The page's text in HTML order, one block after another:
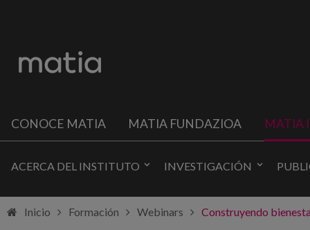
CONOCE MATIA MATIA FUNDAZIOA MATIA
ACERCA DEL INSTITUTO INVESTIGACIÓN
Inicio Formación Webinars Construyendo